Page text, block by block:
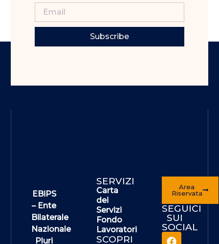
Subscribe
EBiPS
– Ente
Bilaterale
Nazionale
Pluri
SERVIZI
Carta
dei
Servizi
Fondo
Lavoratori
SCOPRI
Area
Riservata
SEGUICI
SUI
SOCIAL